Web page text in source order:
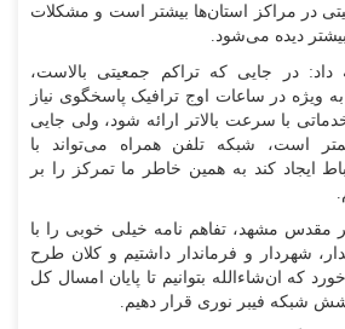
در مراکز استان‌ها بیشتر است و مشکلات
دیده می‌شود.
داد: در جایی که تراکم جمعیتی بالاست،
ویژه در ساعات اوج ترافیک پاسخگوی نیاز
خدماتی با سرعت بالاتر ارائه شود، ولی جایی
است، شبکه تلفن همراه می‌تواند با
ایجاد کند به همین خاطر ما تمرکز را بر
مقدس مشهد، تفاهم نامه خیلی خوبی را با
شهردار و فرماندار داشتیم و کلان طرح
که ان‌شاءالله بتوانیم تا پایان امسال کل
شبکه فیبر نوری قرار دهیم.